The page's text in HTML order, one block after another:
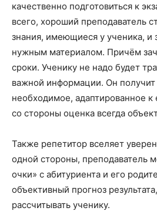
качественно подготовиться к
всего, хороший преподаватель
знания, имеющиеся у ученика, и
нужным материалом. Причём
сроки. Ученику не надо будет
важной информации. Он получит
необходимое, адаптированное
со стороны оценка всегда
Также репетитор вселяет
одной стороны, преподаватель
очки» с абитуриента и его
объективный прогноз
рассчитывать ученику.